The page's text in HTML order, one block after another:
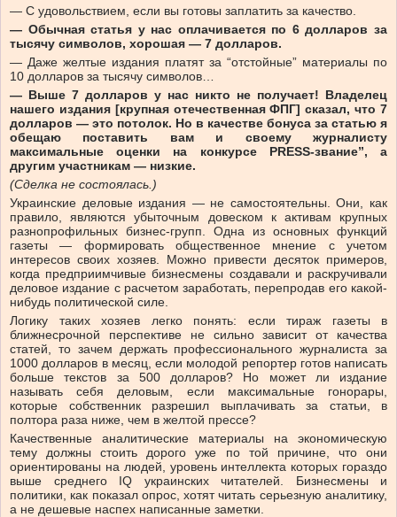
— С удовольствием, если вы готовы заплатить за качество.
— Обычная статья у нас оплачивается по 6 долларов за
тысячу символов, хорошая — 7 долларов.
— Даже желтые издания платят за “отстойные” материалы по
10 долларов за тысячу символов…
— Выше 7 долларов у нас никто не получает! Владелец
нашего издания [крупная отечественная ФПГ] сказал, что 7
долларов — это потолок. Но в качестве бонуса за статью я
обещаю поставить вам и своему журналисту
максимальные оценки на конкурсе PRESS-звание”, а
другим участникам — низкие.
(Сделка не состоялась.)
Украинские деловые издания — не самостоятельны. Они, как
правило, являются убыточным довеском к активам крупных
разнопрофильных бизнес-групп. Одна из основных функций
газеты — формировать общественное мнение с учетом
интересов своих хозяев. Можно привести десяток примеров,
когда предприимчивые бизнесмены создавали и раскручивали
деловое издание с расчетом заработать, перепродав его какой-
нибудь политической силе.
Логику таких хозяев легко понять: если тираж газеты в
ближнесрочной перспективе не сильно зависит от качества
статей, то зачем держать профессионального журналиста за
1000 долларов в месяц, если молодой репортер готов написать
больше текстов за 500 долларов? Но может ли издание
называть себя деловым, если максимальные гонорары,
которые собственник разрешил выплачивать за статьи, в
полтора раза ниже, чем в желтой прессе?
Качественные аналитические материалы на экономическую
тему должны стоить дорого уже по той причине, что они
ориентированы на людей, уровень интеллекта которых гораздо
выше среднего IQ украинских читателей. Бизнесмены и
политики, как показал опрос, хотят читать серьезную аналитику,
а не дешевые наспех написанные заметки.